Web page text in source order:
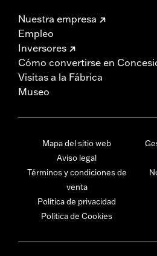
Nuestra empresa
Empleo
Inversores
Cómo convertirse en
Visitas a la Fábrica
Museo
Mapa del sitio web
Aviso legal
Términos y condiciones de
venta
Política de privacidad
Política de Cookies